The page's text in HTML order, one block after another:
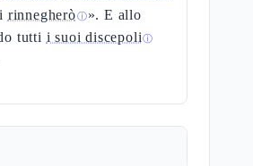
rinnegheròⓘ». E allo
tutti i suoi discepoli ⓘ